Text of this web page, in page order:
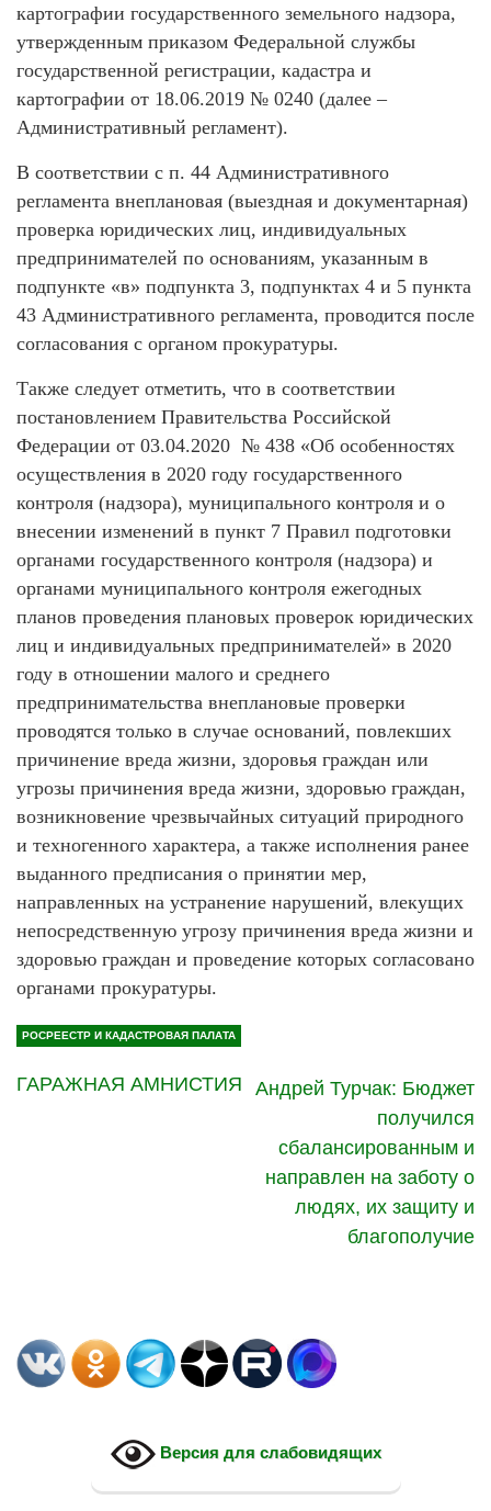
картографии государственного земельного надзора,
утвержденным приказом Федеральной службы
государственной регистрации, кадастра и
картографии от 18.06.2019 № 0240 (далее –
Административный регламент).
В соответствии с п. 44 Административного
регламента внеплановая (выездная и документарная)
проверка юридических лиц, индивидуальных
предпринимателей по основаниям, указанным в
подпункте «в» подпункта 3, подпунктах 4 и 5 пункта
43 Административного регламента, проводится после
согласования с органом прокуратуры.
Также следует отметить, что в соответствии
постановлением Правительства Российской
Федерации от 03.04.2020 № 438 «Об особенностях
осуществления в 2020 году государственного
контроля (надзора), муниципального контроля и о
внесении изменений в пункт 7 Правил подготовки
органами государственного контроля (надзора) и
органами муниципального контроля ежегодных
планов проведения плановых проверок юридических
лиц и индивидуальных предпринимателей» в 2020
году в отношении малого и среднего
предпринимательства внеплановые проверки
проводятся только в случае оснований, повлекших
причинение вреда жизни, здоровья граждан или
угрозы причинения вреда жизни, здоровью граждан,
возникновение чрезвычайных ситуаций природного
и техногенного характера, а также исполнения ранее
выданного предписания о принятии мер,
направленных на устранение нарушений, влекущих
непосредственную угрозу причинения вреда жизни и
здоровью граждан и проведение которых согласовано
органами прокуратуры.
РОСРЕЕСТР И КАДАСТРОВАЯ ПАЛАТА
ГАРАЖНАЯ АМНИСТИЯ
Андрей Турчак: Бюджет
получился
сбалансированным и
направлен на заботу о
людях, их защиту и
благополучие
Версия для слабовидящих